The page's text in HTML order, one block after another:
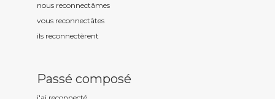
nous reconnectâmes
vous reconnectâtes
ils reconnectèrent
Passé composé